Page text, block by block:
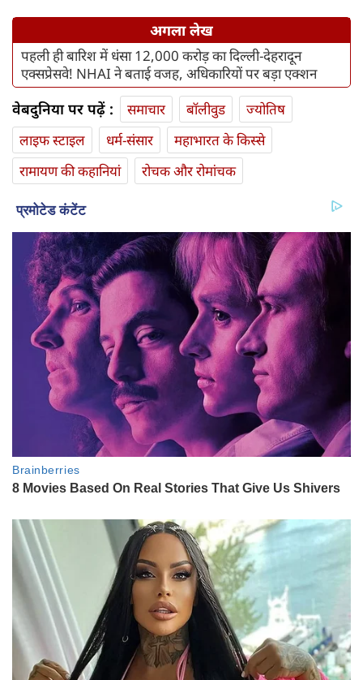
अगला लेख
पहली ही बारिश में धंसा 12,000 करोड़ का दिल्ली-देहरादून
एक्सप्रेसवे! NHAI ने बताई वजह, अधिकारियों पर बड़ा एक्शन
वेबदुनिया पर पढ़ें : समाचार बॉलीवुड
ज्योतिष
लाइफ स्‍टाइल
धर्म-संसार
महाभारत के किस्से
रामायण की कहानियां
रोचक और रोमांचक